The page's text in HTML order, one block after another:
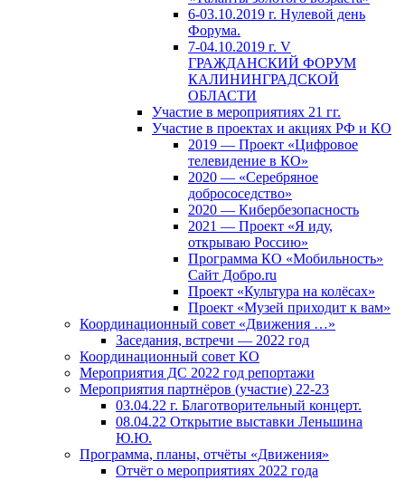
6-03.10.2019 г. Нулевой день
Форума.
7-04.10.2019 г. V
ГРАЖДАНСКИЙ ФОРУМ
КАЛИНИНГРАДСКОЙ
ОБЛАСТИ
Участие в мероприятиях 21 гг.
Участие в проектах и акциях РФ и КО
2019 — Проект «Цифровое
телевидение в КО»
2020 — «Серебряное
добрососедство»
2020 — Кибербезопасность
2021 — Проект «Я иду,
открываю Россию»
Программа КО «Мобильность»
Сайт Добро.ru
Проект «Культура на колёсах»
Проект «Музей приходит к вам»
Координационный совет «Движения …»
Заседания, встречи — 2022 год
Координационный совет КО
Мероприятия ДС 2022 год репортажи
Мероприятия партнёров (участие) 22-23
03.04.22 г. Благотворительный концерт.
08.04.22 Открытие выставки Леньшина
Ю.Ю.
Программа, планы, отчёты «Движения»
Отчёт о мероприятиях 2022 года